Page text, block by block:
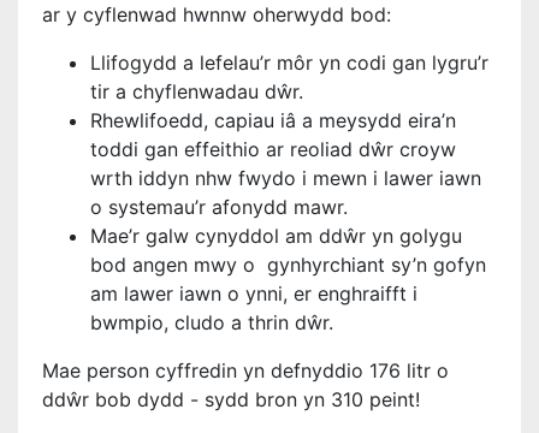
ar y cyflenwad hwnnw oherwydd bod:
Llifogydd a lefelau’r môr yn codi gan lygru’r
tir a chyflenwadau dŵr.
Rhewlifoedd, capiau iâ a meysydd eira’n
toddi gan effeithio ar reoliad dŵr croyw
wrth iddyn nhw fwydo i mewn i lawer iawn
o systemau’r afonydd mawr.
Mae’r galw cynyddol am ddŵr yn golygu
bod angen mwy o gynhyrchiant sy’n gofyn
am lawer iawn o ynni, er enghraifft i
bwmpio, cludo a thrin dŵr.
Mae person cyffredin yn defnyddio 176 litr o
ddŵr bob dydd - sydd bron yn 310 peint!